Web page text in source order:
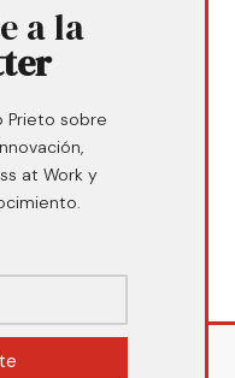
a la
Prieto sobre
at Work y